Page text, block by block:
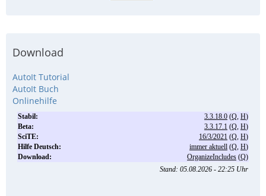
Download
AutoIt Tutorial
AutoIt Buch
Onlinehilfe